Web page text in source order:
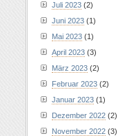
Juli 2023 (2)
Juni 2023 (1)
Mai 2023 (1)
April 2023 (3)
März 2023 (2)
Februar 2023 (2)
Januar 2023 (1)
Dezember 2022 (2)
November 2022 (3)